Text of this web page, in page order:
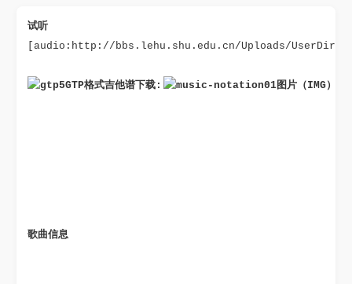
试听
[audio:http://bbs.lehu.shu.edu.cn/Uploads/UserDirs/1/51/20276/
GTP格式吉他谱下载: 图片（IMG）格
歌曲信息